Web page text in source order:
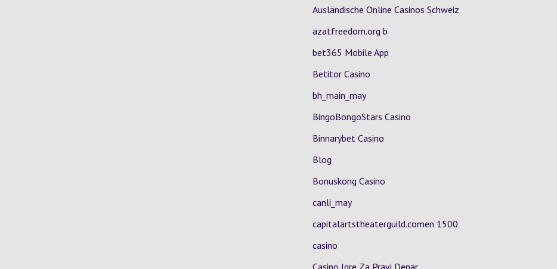
Ausländische Online Casinos Schweiz
azatfreedom.org b
bet365 Mobile App
Betitor Casino
bh_main_may
BingoBongoStars Casino
Binnarybet Casino
Blog
Bonuskong Casino
canli_may
capitalartstheaterguild.comen 1500
casino
Casino Igre Za Pravi Denar